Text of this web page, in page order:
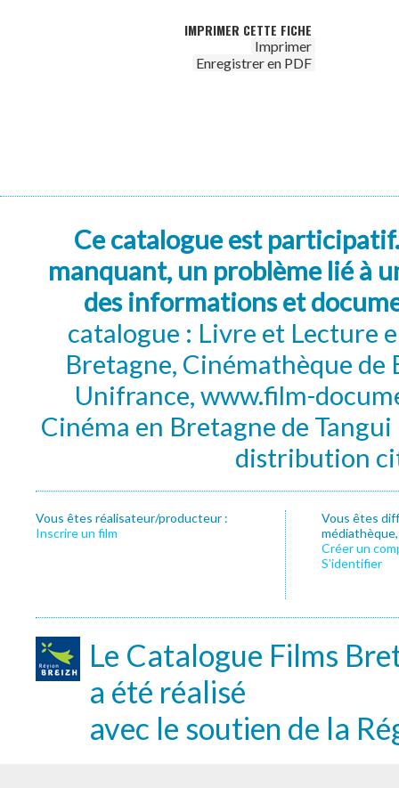
IMPRIMER CETTE FICHE
Imprimer
Enregistrer en PDF
Ce catalogue est
manquant, un problème lié à
des informations et
catalogue : Livre et Lecture
Bretagne, Cinémathèque de
Unifrance, www.film-
Cinéma en Bretagne de
distribution
Vous êtes réalisateur/producteur :
Inscrire un film
Vous êtes
Créer un
S’identifier
Le Catalogue Films
a été réalisé
avec le soutien de la